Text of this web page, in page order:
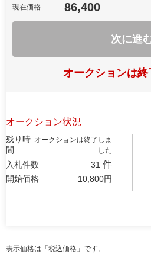
現在価格 86,400
次に進
オークションは終
オークション状況
残り時
間
オークションは終了しま
した
入札件数 31 件
開始価格 10,800円
表示価格は「税込価格」です。